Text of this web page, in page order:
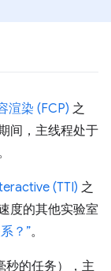
渲染 (FCP) 之
间，主线程处于
(TTI) 之
度的其他实验室
？”。
秒的任务），主